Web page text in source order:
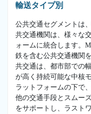
輸送タイプ別
公共交通セグメントは
共交通機関は、様々な
ォームに統合します。
鉄を含む公共交通機関
共交通は、都市部での
が高く持続可能な中核
ラットフォームの下で
他の交通手段とスムー
をサポートし、ラスト